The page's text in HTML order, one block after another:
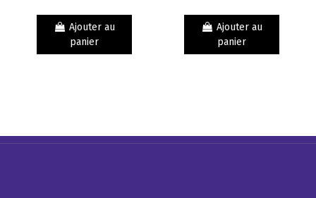
Ajouter au
panier
Ajouter au
panier